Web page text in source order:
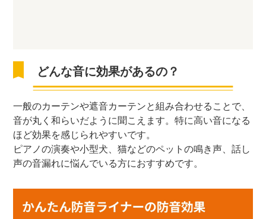
どんな音に効果があるの？
一般のカーテンや遮音カーテンと組み合わせることで、
音が丸く和らいだように聞こえます。特に高い音になる
ほど効果を感じられやすいです。
ピアノの演奏や小型犬、猫などのペットの鳴き声、話し
声の音漏れに悩んでいる方におすすめです。